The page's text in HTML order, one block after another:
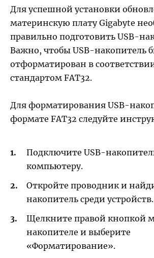
Для успешной установки
материнскую плату Gigabyte
правильно подготовить USB-
Важно, чтобы USB-накопитель
отформатирован в
стандартом FAT32.
Для форматирования USB-
формате FAT32 следуйте
Подключите USB-
компьютеру.
Откройте проводник и
накопитель среди устройств.
Щелкните правой кнопкой
накопителе и выберите
«Форматирование».